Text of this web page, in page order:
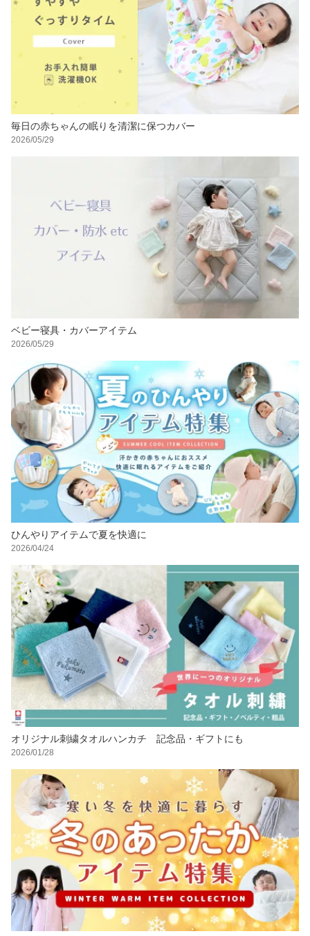
毎日の赤ちゃんの眠りを清潔に保つカバー
2026/05/29
ベビー寝具・カバーアイテム
2026/05/29
ひんやりアイテムで夏を快適に
2026/04/24
オリジナル刺繍タオルハンカチ 記念品・ギフトにも
2026/01/28